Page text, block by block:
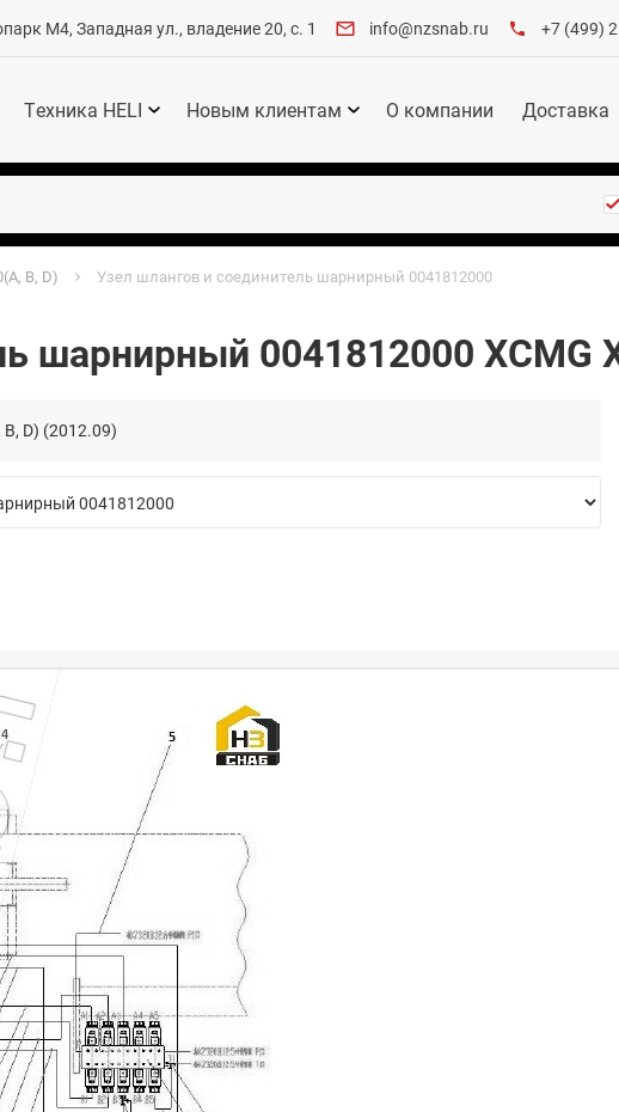
М4, Западная ул., владение 20, с. 1 info@nzsnab.ru +7 (499)
Техника HELI Новым клиентам О компании Доставка
B, D) Узел шлангов и соединитель шарнирный 0041812000
шарнирный 0041812000 XCMG
D) (2012.09)